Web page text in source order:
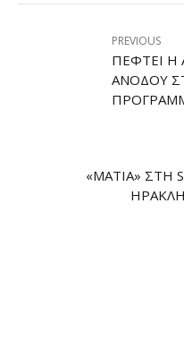
PREVIOUS
ΠΈΦΤΕΙ Η
ΑΝΌΔΟΥ
«ΜΆΤΙΑ» ΣΤΗ